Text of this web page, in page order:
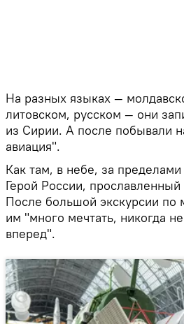
На разных языках —
литовском, русском — они
из Сирии. А после побывали
авиация".
Как там, в небе, за
Герой России,
После большой экскурсии
им "много мечтать, никогда
вперед".